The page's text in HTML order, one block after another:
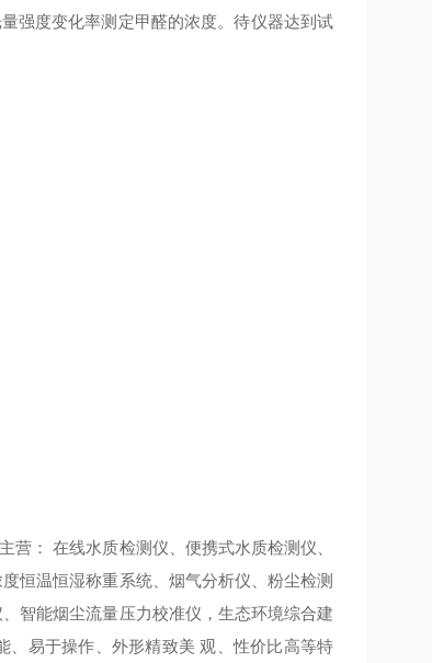
强度变化率测定甲醛的浓度。待仪器达到试
营：
在线水质检测仪、便携式水质检测仪、
恒温恒湿称重系统、烟气分析仪、粉尘检测
智能烟尘流量压力校准仪，生态环境综合建
、易于操作、外形精致美 观、性价比高等特